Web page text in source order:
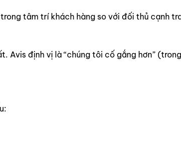
tâm trí khách hàng so với đối thủ cạnh
Avis định vị là “chúng tôi cố gắng hơn”